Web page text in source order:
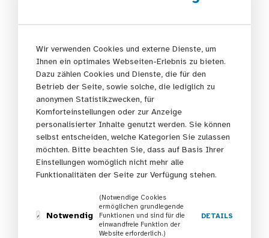
Duis autem vel eum iriure in
hendrerit in vulputate
Nam liber tempor cum soluta nobis eleifend option
congue nihil imperdiet doming id quod mazim placerat
facer possim assum. Lorem ipsum dolor sit amet,
consectetuer adipiscing elit, sed diam nonummy nibh
euismod tincidunt ut laoreet dolore magna aliquam erat
volutpat. Ut wisi enim ad minim veniam, quis nostrud
exerci tation ullamcorper suscipit lobortis nisl ut aliquip
ex ea commodo consequat.
At vero eos et accusam et justo duo dolores et ea
rebum. Stet clita kasd gubergren, no sea takimata
sanctus est Lorem ipsum dolor sit amet. Lorem ipsum
Wir verwenden Cookies und externe Dienste, um
Ihnen ein optimales Webseiten-Erlebnis zu bieten.
Dazu zählen Cookies und Dienste, die für den
Betrieb der Seite, sowie solche, die lediglich zu
anonymen Statistikzwecken, für
Komforteinstellungen oder zur Anzeige
personalisierter Inhalte genutzt werden. Sie können
selbst entscheiden, welche Kategorien Sie zulassen
möchten. Bitte beachten Sie, dass auf Basis Ihrer
Einstellungen womöglich nicht mehr alle
Funktionalitäten der Seite zur Verfügung stehen.
Notwendig
(Notwendige Cookies
ermöglichen grundlegende
Funktionen und sind für die
einwandfreie Funktion der
Website erforderlich.)
DETAILS